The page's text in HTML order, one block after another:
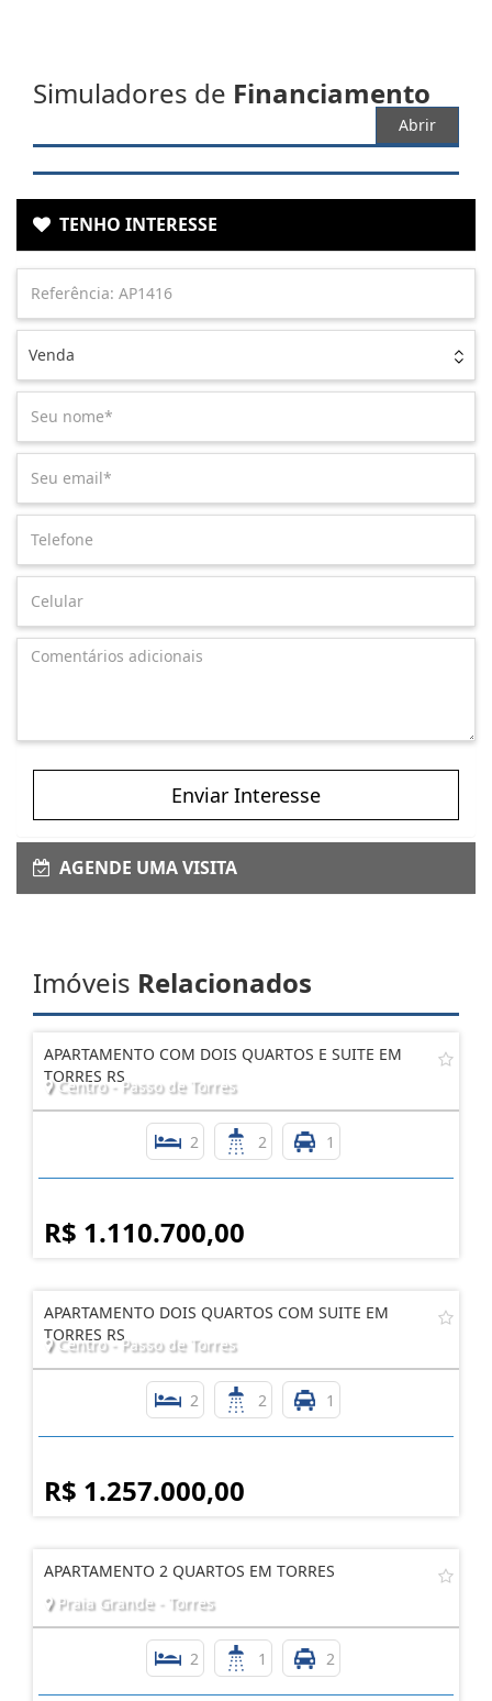
Simuladores de Financiamento
Abrir
TENHO INTERESSE
Venda
Enviar Interesse
AGENDE UMA VISITA
Imóveis Relacionados
APARTAMENTO COM DOIS QUARTOS E SUITE EM
TORRES RS
Centro - Passo de Torres
2 2 1
R$ 1.110.700,00
APARTAMENTO DOIS QUARTOS COM SUITE EM
TORRES RS
Centro - Passo de Torres
2 2 1
R$ 1.257.000,00
APARTAMENTO 2 QUARTOS EM TORRES
Praia Grande - Torres
2 1 2